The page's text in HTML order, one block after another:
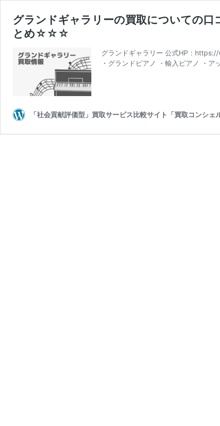
グランドギャラリーの買取についての
とめ☆☆☆
グランドギャラリー 公式HP：
・グランドピアノ ・輸入ピアノ ・
「社会貢献評価型」買取サービス比較サイト「買取コンシェ